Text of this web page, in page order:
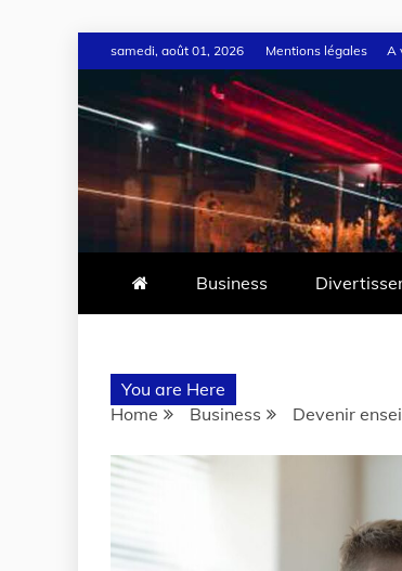
samedi, août 01, 2026 Mentions légales A
Business
You are Here
Home
Business Devenir